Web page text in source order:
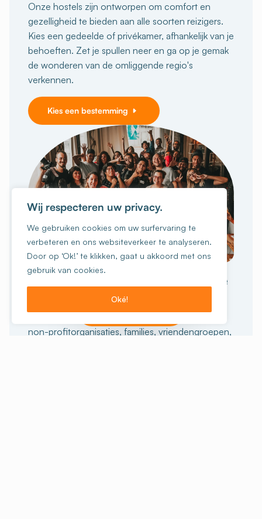
Ik wil boeken!
Onze hostels zijn ontworpen om comfort en
gezelligheid te bieden aan alle soorten reizigers.
Kies een gedeelde of privékamer, afhankelijk van je
behoeften. Zet je spullen neer en ga op je gemak
de wonderen van de omliggende regio's
verkennen.
Kies een bestemming
GROEPSREIZEN
Geniet van een onvergetelijke
ervaring
non-profitorganisaties, families, vriendengroepen,
Wij respecteren uw privacy.
We gebruiken cookies om uw surfervaring te
verbeteren en ons websiteverkeer te analyseren.
Door op ‘Ok!’ te klikken, gaat u akkoord met ons
gebruik van cookies.
Oké!